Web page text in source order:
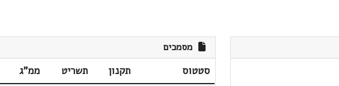
מסמכים
סטטוס תקנון תשריט ממ"ג